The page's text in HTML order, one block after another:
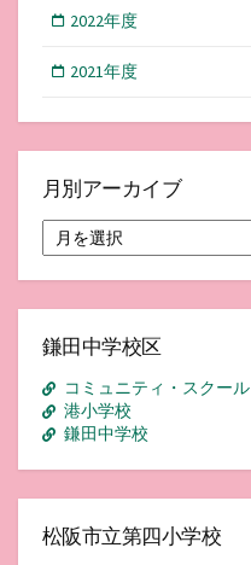
2022年度
2021年度
月別アーカイブ
別
ア
イ
鎌田中学校区
コミュニティ・スクール
港小学校
鎌田中学校
松阪市立第四小学校